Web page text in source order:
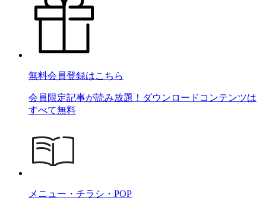
無料会員登録はこちら
会員限定記事が読み放題！ダウンロードコンテンツは
すべて無料
メニュー・チラシ・POP